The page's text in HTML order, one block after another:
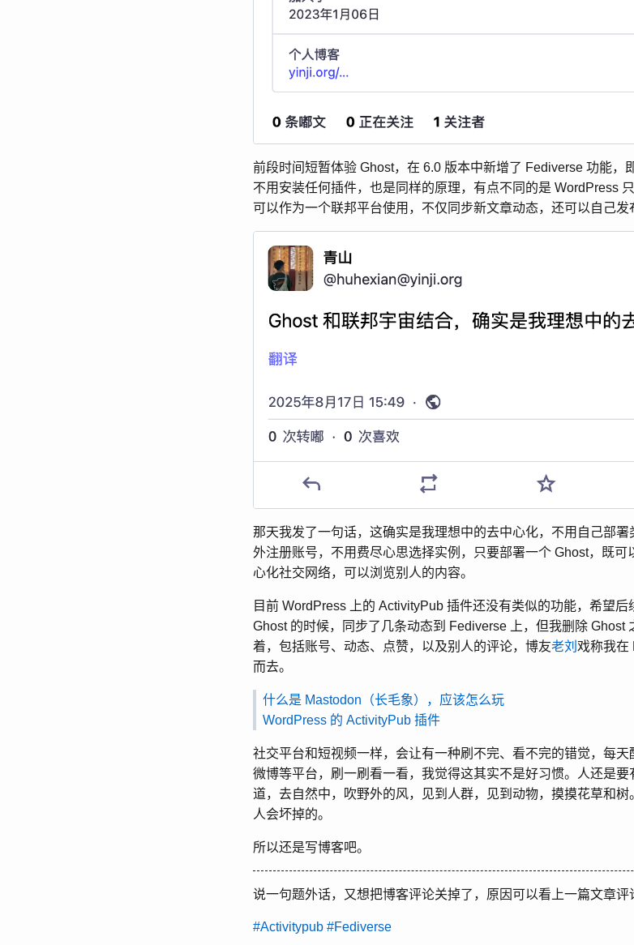
前段时间短暂体验 Ghost，在 6.0 版本中新增了 Fediverse 功能，
不用安装任何插件，也是同样的原理，有点不同的是 WordPress
可以作为一个联邦平台使用，不仅同步新文章动态，还可以自己发
那天我发了一句话，这确实是我理想中的去中心化，不用自己部
外注册账号，不用费尽心思选择实例，只要部署一个 Ghost，既
心化社交网络，可以浏览别人的内容。
目前 WordPress 上的 ActivityPub 插件还没有类似的功能，希望
Ghost 的时候，同步了几条动态到 Fediverse 上，但我删除 Ghost
着，包括账号、动态、点赞，以及别人的评论，博友老刘 戏称我在
而去。
什么是 Mastodon（长毛象），应该怎么玩
WordPress 的 ActivityPub 插件
社交平台和短视频一样，会让有一种刷不完、看不完的错觉，每天
微博等平台，刷一刷看一看，我觉得这其实不是好习惯。人还是
道，去自然中，吹野外的风，见到人群，见到动物，摸摸花草和树
人会坏掉的。
所以还是写博客吧。
说一句题外话，又想把博客评论关掉了，原因可以看上一篇文章评
#Activitypub #Fediverse